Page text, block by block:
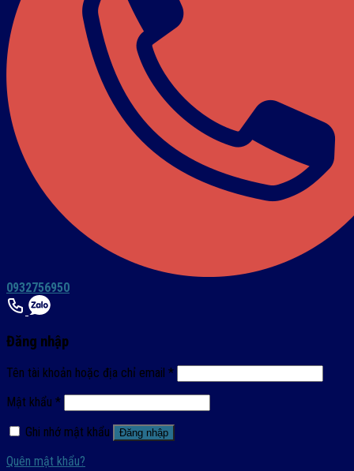
0932756950
Đăng nhập
Tên tài khoản hoặc địa chỉ email *
Mật khẩu *
Ghi nhớ mật khẩu
Đăng nhập
Quên mật khẩu?